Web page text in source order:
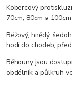
Kobercový
70cm, 80cm a
Béžový, hnědý,
hodí do chodeb,
Běhouny jsou
obdélník a půlkruh